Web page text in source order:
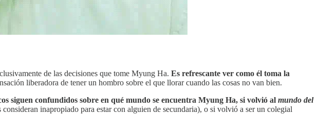
de las decisiones que tome Myung Ha. Es refrescante ver como él toma la
liberadora de tener un hombro sobre el que llorar cuando las cosas no van bien.
siguen confundidos sobre en qué mundo se encuentra Myung Ha, si volvió al mundo del
inapropiado para estar con alguien de secundaria), o si volvió a ser un colegial